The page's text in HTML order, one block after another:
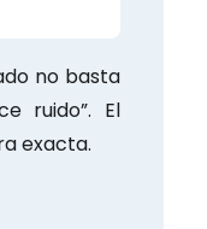
no basta
ruido”. El
exacta.